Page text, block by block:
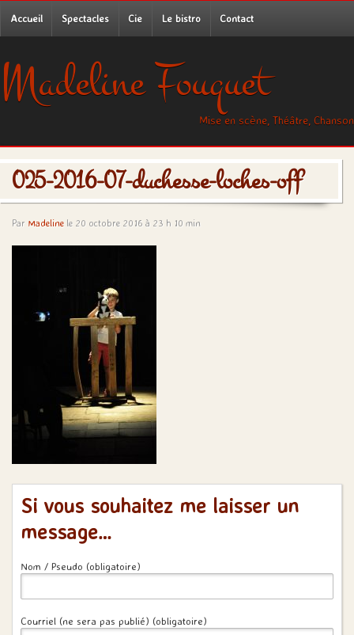
Accueil Spectacles Cie Le bistro Contact
Madeline Fouquet
Mise en scène, Théâtre, Chanson
025-2016-07-duchesse-loches-off
Par Madeline le 20 octobre 2016 à 23 h 10 min
Si vous souhaitez me laisser un
message…
Nom / Pseudo (obligatoire)
Courriel (ne sera pas publié) (obligatoire)